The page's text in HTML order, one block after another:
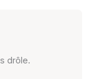
drôle.